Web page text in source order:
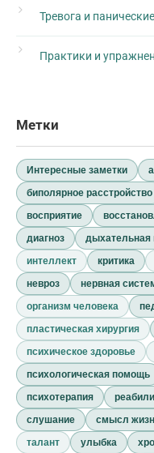
Тревога и
Практики и
Метки
Интересные заметки
биполярное расстройство
восприятие
диагноз
дыхательная
интеллект
критика
невроз
нервная
организм человека
пластическая хирургия
психическое здоровье
психологическая помощь
психотерапия
слушание
смысл
талант
улыбка